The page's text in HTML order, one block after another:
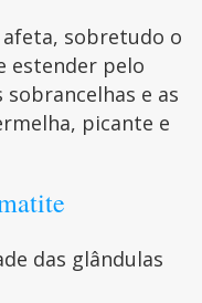
sobretudo o
estender pelo
e as
picante e
das glândulas